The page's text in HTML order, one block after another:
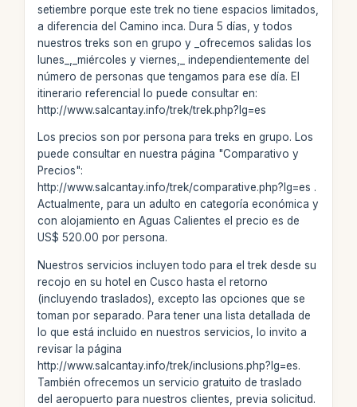
setiembre porque este trek no tiene espacios limitados,
a diferencia del Camino inca. Dura 5 días, y todos
nuestros treks son en grupo y _ofrecemos salidas los
lunes_,_miércoles y viernes,_ independientemente del
número de personas que tengamos para ese día. El
itinerario referencial lo puede consultar en:
http://www.salcantay.info/trek/trek.php?lg=es
Los precios son por persona para treks en grupo. Los
puede consultar en nuestra página "Comparativo y
Precios":
http://www.salcantay.info/trek/comparative.php?lg=es .
Actualmente, para un adulto en categoría económica y
con alojamiento en Aguas Calientes el precio es de
US$ 520.00 por persona.
Nuestros servicios incluyen todo para el trek desde su
recojo en su hotel en Cusco hasta el retorno
(incluyendo traslados), excepto las opciones que se
toman por separado. Para tener una lista detallada de
lo que está incluido en nuestros servicios, lo invito a
revisar la página
http://www.salcantay.info/trek/inclusions.php?lg=es.
También ofrecemos un servicio gratuito de traslado
del aeropuerto para nuestros clientes, previa solicitud.